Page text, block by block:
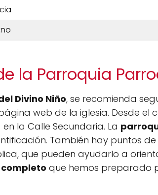
la Parroquia
Divino Niño, se recomienda
web de la iglesia. Desde el
la Calle Secundaria. La
También hay puntos
que pueden ayudarlo a
que hemos preparado